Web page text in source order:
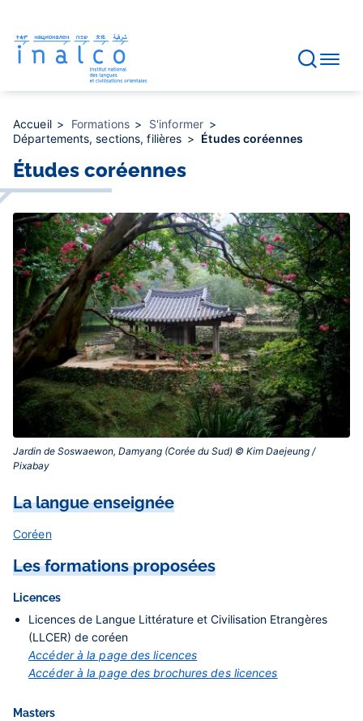
contenu
principal
Accueil Formations
S'informer
Départements, sections, filières
Études coréennes
Études coréennes
Jardin de Soswaewon, Damyang (Corée du Sud) © Kim Daejeung /
Pixabay‎
La langue enseignée
Coréen
Les formations proposées
Licences
Licences de Langue Littérature et Civilisation Etrangères
(LLCER) de coréen
Accéder à la page des licences
Accéder à la page des brochures des licences
Masters